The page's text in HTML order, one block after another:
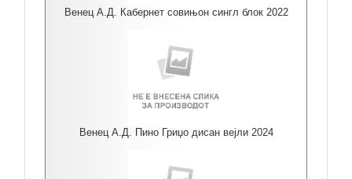
Венец А.Д. Кабернет совињон сингл блок 2022
Венец А.Д. Пино Гриџо дисан вејли 2024